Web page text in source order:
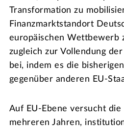
Transformation zu
Finanzmarktstandort
europäischen Wettbewerb
zugleich zur Vollendung
bei, indem es die
gegenüber anderen EU-
Auf EU-Ebene versucht
mehreren Jahren,